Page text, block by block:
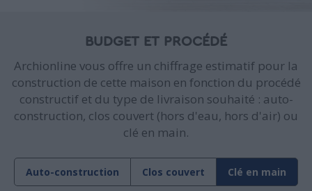
BUDGET ET PROCÉDÉ
Archionline vous offre un chiffrage estimatif pour la
construction de cette maison en fonction du procédé
constructif et du type de livraison souhaité : auto-
construction, clos couvert (hors d'eau, hors d'air) ou
clé en main.
Auto-construction Clos couvert Clé en main